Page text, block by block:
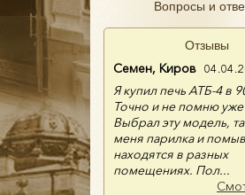
Вопросы и
Отзывы
Семен, Киров
Я купил печь АТБ-4 в
Точно и не помню уже
Выбрал эту модель,
меня парилка и
находятся в разных
помещениях. Пол...